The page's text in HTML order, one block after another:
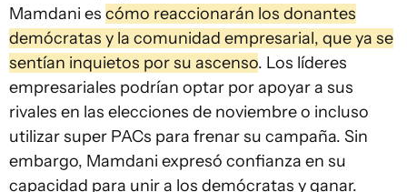
Mamdani es cómo reaccionarán los donantes
demócratas y la comunidad empresarial, que ya se
sentían inquietos por su ascenso. Los líderes
empresariales podrían optar por apoyar a sus
rivales en las elecciones de noviembre o incluso
utilizar super PACs para frenar su campaña. Sin
embargo, Mamdani expresó confianza en su
capacidad para unir a los demócratas y ganar.